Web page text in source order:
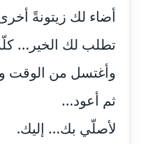
مدونة أشرف
عاملة
مدونة اشرف
مدونة اشرف
أضاء لك زيتونةً
تطلب لك الخير…
وأغتسل من الوقت
ثم أعود…
لأصلّي بك… إليك.